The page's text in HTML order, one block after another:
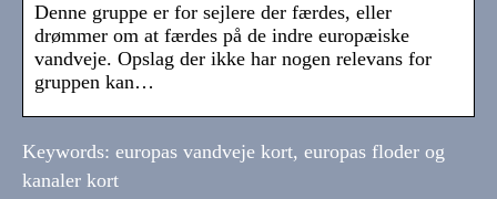
Denne gruppe er for sejlere der færdes, eller
drømmer om at færdes på de indre europæiske
vandveje. Opslag der ikke har nogen relevans for
gruppen kan…
Keywords: europas vandveje kort, europas floder og
kanaler kort